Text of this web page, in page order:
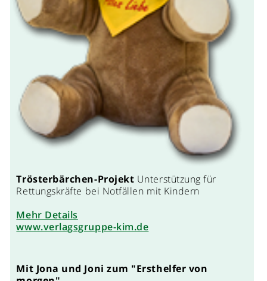
Trösterbärchen-Projekt Unterstützung für
Rettungskräfte bei Notfällen mit Kindern
Mehr Details
www.verlagsgruppe-kim.de
Mit Jona und Joni zum "Ersthelfer von